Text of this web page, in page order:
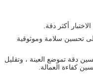
على تحسين سلامة وموثوقية
دقة تموضع العينة ، وتقليل
كفاءة العمالة.